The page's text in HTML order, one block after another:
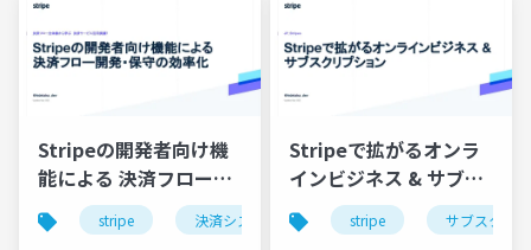
Stripeの開発者向け機
能による 決済フロー開
発・保守の効率化
stripe 決済システム
Stripeで拡がるオンラ
インビジネス & サブス
クリプション
stripe サブスクリ